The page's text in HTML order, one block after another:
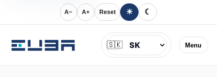
A− A+ Reset ☀ ☾
Menu
Jazyk
🇸🇰